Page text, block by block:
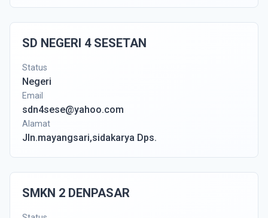
SD NEGERI 4 SESETAN
Status
Negeri
Email
sdn4sese@yahoo.com
Alamat
Jln.mayangsari,sidakarya Dps.
SMKN 2 DENPASAR